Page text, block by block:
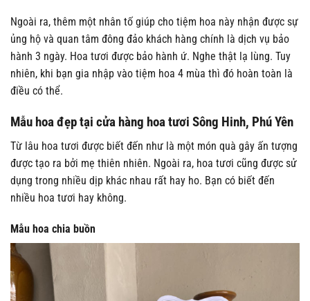
Ngoài ra, thêm một nhân tố giúp cho tiệm hoa này nhận được sự
ủng hộ và quan tâm đông đảo khách hàng chính là dịch vụ bảo
hành 3 ngày. Hoa tươi được bảo hành ứ. Nghe thật lạ lùng. Tuy
nhiên, khi bạn gia nhập vào tiệm hoa 4 mùa thì đó hoàn toàn là
điều có thể.
Mẫu hoa đẹp tại cửa hàng hoa tươi Sông Hinh, Phú Yên
Từ lâu hoa tươi được biết đến như là một món quà gây ấn tượng
được tạo ra bởi mẹ thiên nhiên. Ngoài ra, hoa tươi cũng được sử
dụng trong nhiều dịp khác nhau rất hay ho. Bạn có biết đến
nhiều hoa tươi hay không.
Mẫu hoa chia buồn